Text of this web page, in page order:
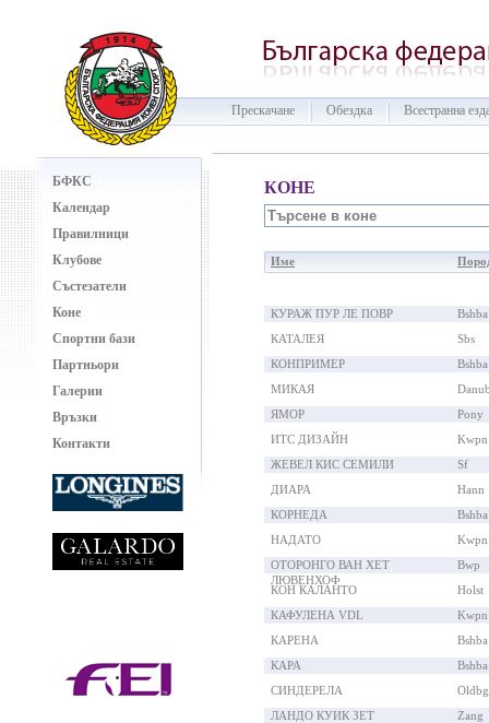
Прескачане Обездка Всестранна
БФКС
Календар
Правилници
Клубове
Състезатели
Коне
Спортни бази
Партньори
Галерии
Връзки
Контакти
КОНЕ
Име
КУРАЖ ПУР ЛЕ ПОВР
Bshba
КАТАЛЕЯ
Sbs
КОНПРИМЕР
Bshba
МИКАЯ
ЯМОР
Pony
ИТС ДИЗАЙН
Kwpn
ЖЕВЕЛ КИС СЕМИЛИ
Sf
ДИАРА
Hann
КОРНЕДА
Bshba
НАДАТО
Kwpn
ОТОРОНГО ВАН ХЕТ
ЛЮВЕНХОФ
Bwp
КОН КАЛАНТО
Holst
КАФУЛЕНА VDL
Kwpn
КАРЕНА
Bshba
КАРА
Bshba
СИНДЕРЕЛА
Oldbg
ЛАНДО КУИК ЗЕТ
Zang